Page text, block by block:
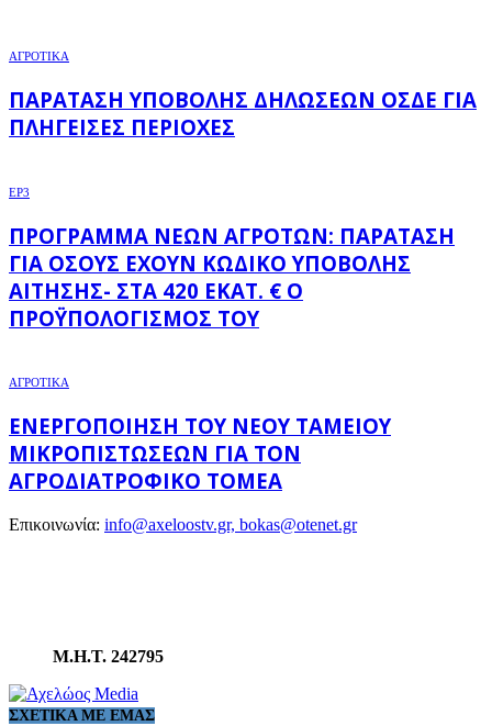
ΑΓΡΟΤΙΚΑ
ΠΑΡΆΤΑΣΗ ΥΠΟΒΟΛΉΣ ΔΗΛΏΣΕΩΝ ΟΣΔΕ ΓΙΑ
ΠΛΗΓΕΊΣΕΣ ΠΕΡΙΟΧΈΣ
EP3
ΠΡΌΓΡΑΜΜΑ ΝΈΩΝ ΑΓΡΟΤΏΝ: ΠΑΡΆΤΑΣΗ
ΓΙΑ ΌΣΟΥΣ ΈΧΟΥΝ ΚΩΔΙΚΌ ΥΠΟΒΟΛΉΣ
ΑΊΤΗΣΗΣ- ΣΤΑ 420 ΕΚΑΤ. € Ο
ΠΡΟΫΠΟΛΟΓΙΣΜΌΣ ΤΟΥ
ΑΓΡΟΤΙΚΑ
ΕΝΕΡΓΟΠΟΊΗΣΗ ΤΟΥ ΝΈΟΥ ΤΑΜΕΊΟΥ
ΜΙΚΡΟΠΙΣΤΏΣΕΩΝ ΓΙΑ ΤΟΝ
ΑΓΡΟΔΙΑΤΡΟΦΙΚΌ ΤΟΜΈΑ
Επικοινωνία: info@axeloostv.gr, bokas@otenet.gr
Μ.Η.Τ. 242795
ΣΧΕΤΙΚΆ ΜΕ ΕΜΆΣ